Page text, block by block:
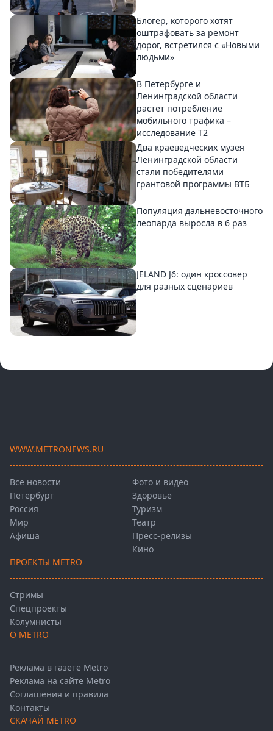
Блогер, которого хотят
оштрафовать за ремонт
дорог, встретился с «Новыми
людьми»
В Петербурге и
Ленинградской области
растет потребление
мобильного трафика –
исследование T2
Два краеведческих музея
Ленинградской области
стали победителями
грантовой программы ВТБ
Популяция дальневосточного
леопарда выросла в 6 раз
JELAND J6: один кроссовер
для разных сценариев
WWW.METRONEWS.RU
Все новости
Петербург
Россия
Мир
Афиша
Фото и видео
Здоровье
Туризм
Театр
Пресс-релизы
Кино
ПРОЕКТЫ METRO
Стримы
Спецпроекты
Колумнисты
О METRO
Реклама в газете Metro
Реклама на сайте Metro
Соглашения и правила
Контакты
СКАЧАЙ METRO